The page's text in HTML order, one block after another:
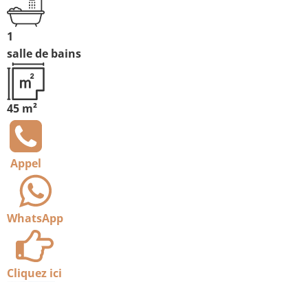
1
salle de bains
45 m²
Appel
WhatsApp
Cliquez ici